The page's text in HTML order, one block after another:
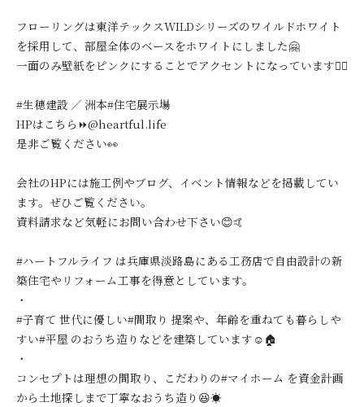
フローリングは東洋テックスWILDシリーズのワイルドホワイト
を採用して、部屋全体のベースをホワイトにしました🤗
一面のみ壁紙をピンクにすることでアクセントになっています🙆‍♀️
#生穂建設 ／ 洲本#住宅展示場
HPはこちら⏩@heartful.life
是非ご覧ください👀
会社のHPには施工例やブログ、イベント情報などを掲載してい
ます。ぜひご覧ください。
資料請求など気軽にお問い合わせ下さい😊🤙
#ハートフルライフ は兵庫県淡路島にある工務店で自由設計の新
築住宅やリフォーム工事を得意としています。
・
#子育て 世代に優しい#間取り 提案や、年齢を重ねても暮らしや
すい#平屋 のおうち造りなどを建築しています☺️🏠
・
コンセプトは理想の間取り、こだわりの#マイホーム を資金計画
から土地探しまで丁寧なおうち造り😆☀️